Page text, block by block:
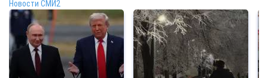
Новости СМИ2